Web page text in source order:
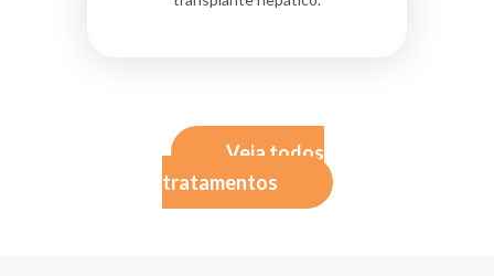
Veja todos
tratamentos